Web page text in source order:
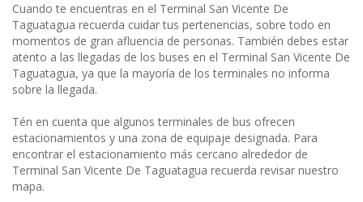
Cuando te encuentras en el Terminal San Vicente De
Taguatagua recuerda cuidar tus pertenencias, sobre todo en
momentos de gran afluencia de personas. También debes estar
atento a las llegadas de los buses en el Terminal San Vicente De
Taguatagua, ya que la mayoría de los terminales no informa
sobre la llegada.
Tén en cuenta que algunos terminales de bus ofrecen
estacionamientos y una zona de equipaje designada. Para
encontrar el estacionamiento más cercano alrededor de
Terminal San Vicente De Taguatagua recuerda revisar nuestro
mapa.